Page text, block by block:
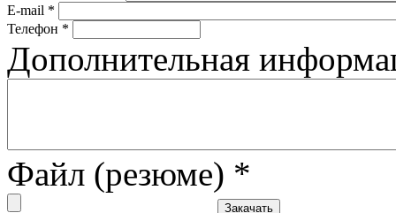
E-mail *
Телефон *
Дополнительная
Файл (резюме) *